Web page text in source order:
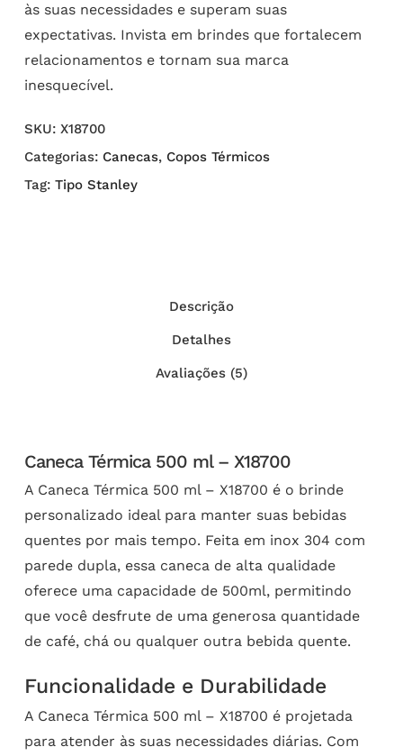
às suas necessidades e superam suas
expectativas. Invista em brindes que fortalecem
relacionamentos e tornam sua marca
inesquecível.
SKU: X18700
Categorias: Canecas, Copos Térmicos
Tag: Tipo Stanley
Descrição
Detalhes
Avaliações (5)
Caneca Térmica 500 ml – X18700
A Caneca Térmica 500 ml – X18700 é o brinde
personalizado ideal para manter suas bebidas
quentes por mais tempo. Feita em inox 304 com
parede dupla, essa caneca de alta qualidade
oferece uma capacidade de 500ml, permitindo
que você desfrute de uma generosa quantidade
de café, chá ou qualquer outra bebida quente.
Funcionalidade e Durabilidade
A Caneca Térmica 500 ml – X18700 é projetada
para atender às suas necessidades diárias. Com